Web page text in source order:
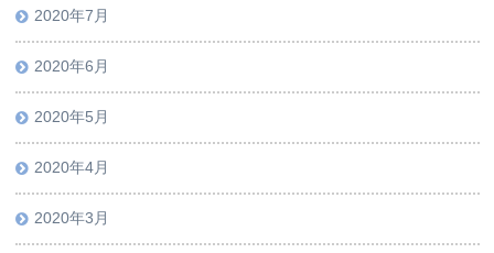
2020年7月
2020年6月
2020年5月
2020年4月
2020年3月